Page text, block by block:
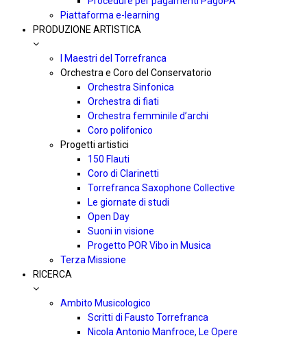
Piattaforma e-learning
PRODUZIONE ARTISTICA
I Maestri del Torrefranca
Orchestra e Coro del Conservatorio
Orchestra Sinfonica
Orchestra di fiati
Orchestra femminile d’archi
Coro polifonico
Progetti artistici
150 Flauti
Coro di Clarinetti
Torrefranca Saxophone Collective
Le giornate di studi
Open Day
Suoni in visione
Progetto POR Vibo in Musica
Terza Missione
RICERCA
Ambito Musicologico
Scritti di Fausto Torrefranca
Nicola Antonio Manfroce, Le Opere